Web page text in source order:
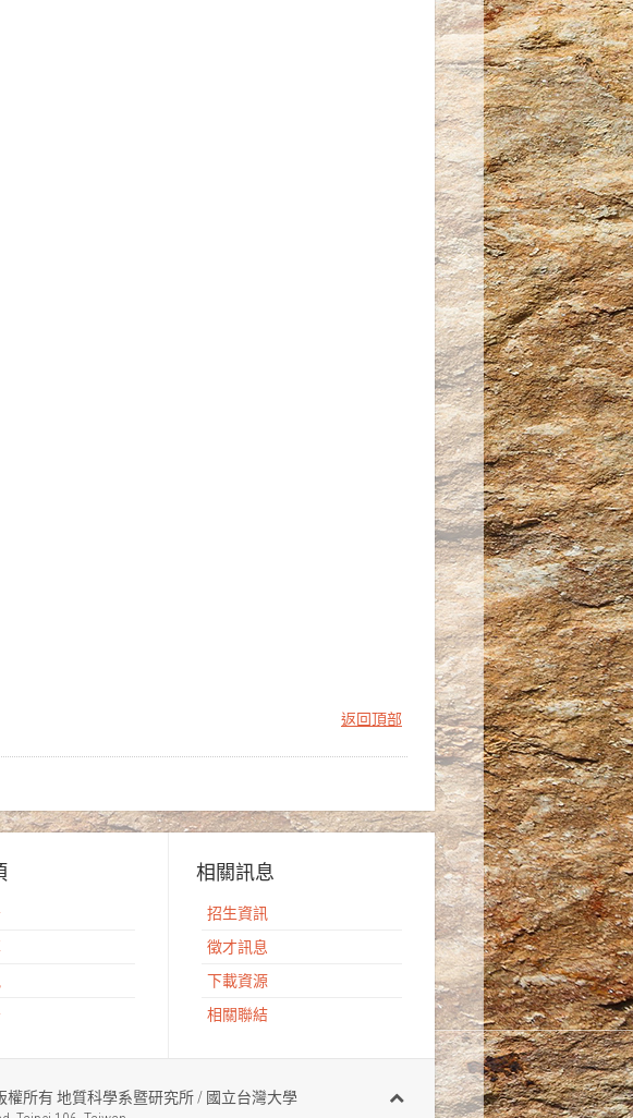
返回頂部
相關訊息
招生資訊
徵才訊息
下載資源
相關聯結
版權所有 地質科學系暨研究所 / 國立台灣大學